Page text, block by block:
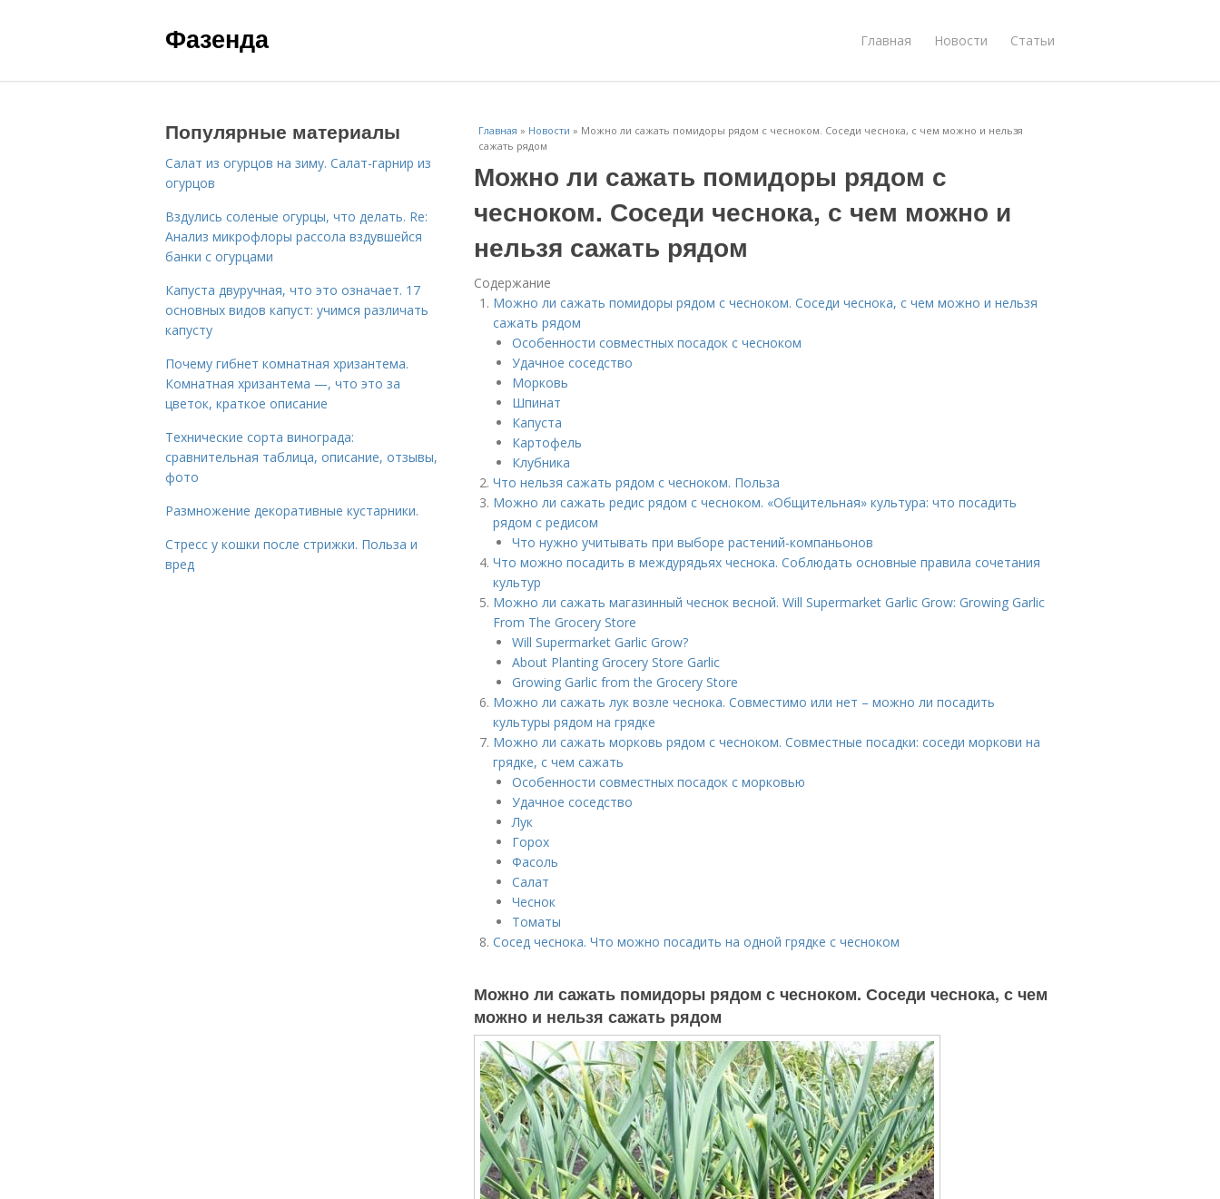
Фазенда Главная Новости Статьи
Главная » Новости » Можно ли сажать помидоры рядом с чесноком. Соседи чеснока, с чем можно и нельзя
сажать рядом
Можно ли сажать помидоры рядом с
чесноком. Соседи чеснока, с чем можно и
нельзя сажать рядом
Содержание
Можно ли сажать помидоры рядом с чесноком. Соседи чеснока, с чем можно и нельзя
сажать рядом
Особенности совместных посадок с чесноком
Удачное соседство
Морковь
Шпинат
Капуста
Картофель
Клубника
Что нельзя сажать рядом с чесноком. Польза
Можно ли сажать редис рядом с чесноком. «Общительная» культура: что посадить
рядом с редисом
Что нужно учитывать при выборе растений-компаньонов
Что можно посадить в междурядьях чеснока. Соблюдать основные правила сочетания
культур
Можно ли сажать магазинный чеснок весной. Will Supermarket Garlic Grow: Growing Garlic
From The Grocery Store
Will Supermarket Garlic Grow?
About Planting Grocery Store Garlic
Growing Garlic from the Grocery Store
Можно ли сажать лук возле чеснока. Совместимо или нет – можно ли посадить
культуры рядом на грядке
Можно ли сажать морковь рядом с чесноком. Совместные посадки: соседи моркови на
грядке, с чем сажать
Особенности совместных посадок с морковью
Удачное соседство
Лук
Горох
Фасоль
Салат
Чеснок
Томаты
Сосед чеснока. Что можно посадить на одной грядке с чесноком
Можно ли сажать помидоры рядом с чесноком. Соседи чеснока, с чем
можно и нельзя сажать рядом
Популярные материалы
Салат из огурцов на зиму. Салат-гарнир из
огурцов
Вздулись соленые огурцы, что делать. Re:
Анализ микрофлоры рассола вздувшейся
банки с огурцами
Капуста двуручная, что это означает. 17
основных видов капуст: учимся различать
капусту
Почему гибнет комнатная хризантема.
Комнатная хризантема —, что это за
цветок, краткое описание
Технические сорта винограда:
сравнительная таблица, описание, отзывы,
фото
Размножение декоративные кустарники.
Стресс у кошки после стрижки. Польза и
вред